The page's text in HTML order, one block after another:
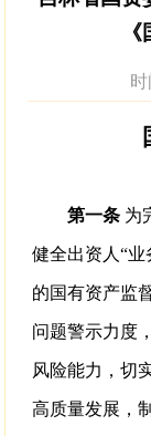
第一条 为
健全出资人“
的国有资产监
问题警示力度
风险能力，切
高质量发展，